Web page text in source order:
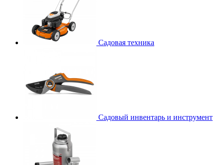
Садовая техника
Садовый инвентарь и инструмент